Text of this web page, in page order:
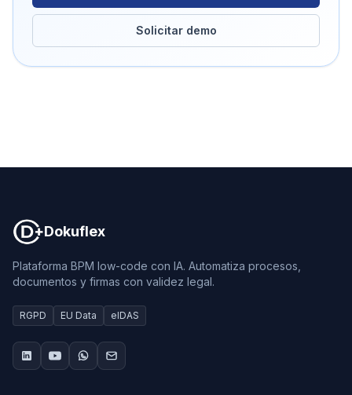
Solicitar demo
Dokuflex
Plataforma BPM low-code con IA. Automatiza procesos,
documentos y firmas con validez legal.
RGPD EU Data eIDAS